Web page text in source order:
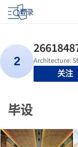
登录
关注
毕设